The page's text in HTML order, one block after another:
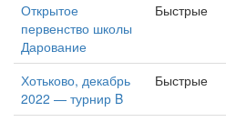
Открытое
первенство школы
Дарование
Быстрые
Хотьково, декабрь
2022 — турнир B
Быстрые